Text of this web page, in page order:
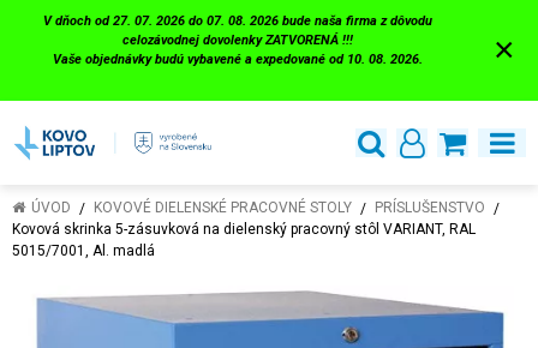
V dňoch od 27. 07. 2026 do 07. 08. 2026 bude naša firma z dôvodu
celozávodnej dovolenky ZATVORENÁ !!!
Vaše objednávky budú vybavené a expedované od 10. 08. 2026.
×
ÚVOD KOVOVÉ DIELENSKÉ PRACOVNÉ STOLY
PRÍSLUŠENSTVO
Kovová skrinka 5-zásuvková na dielenský pracovný stôl VARIANT, RAL
5015/7001, Al. madlá